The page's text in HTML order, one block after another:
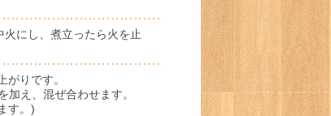
にし、煮立ったら火を止
りです。
え、混ぜ合わせます。
す。)